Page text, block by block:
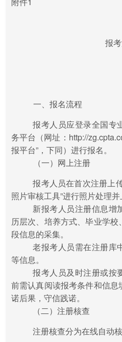
报
一、报名流程
报考人员应登录全国专
务平台（网址：http://
报平台”，下同）进行报名。
（一）网上注册
报考人员在首次注册上
照片审核工具”进行照片处理并
新报考人员注册信息增
历层次、培养方式、毕业学
段信息的采集。
老报考人员需在注册库
等信息。
报考人员及时注册或按
前需认真阅读报考条件和信
诺后果，守信践诺。
（二）注册核查
注册核查分为在线自动